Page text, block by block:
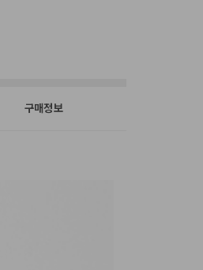
구매정보